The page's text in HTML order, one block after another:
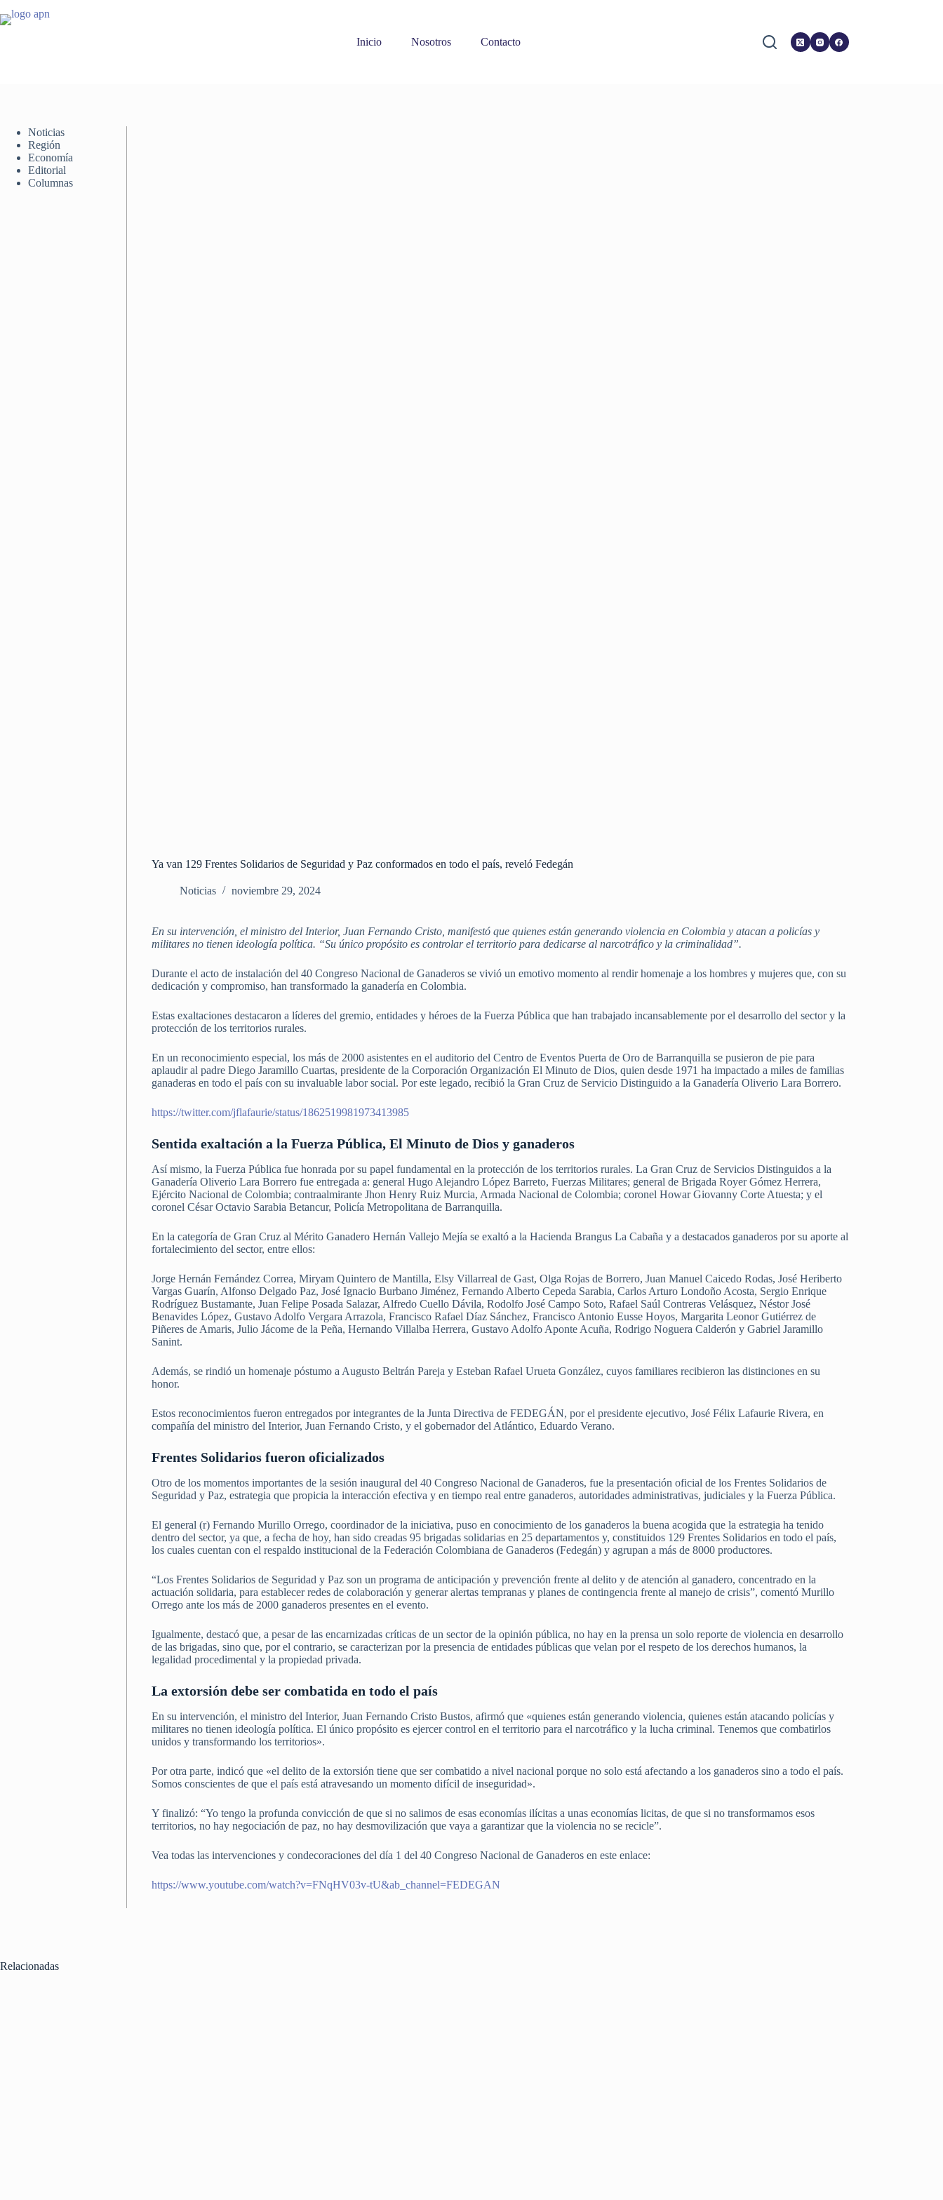
al
Inicio
Nosotros Contacto
Ya van 129 Frentes Solidarios de Seguridad y Paz conformados en todo el país, reveló Fedegán
Noticias noviembre 29, 2024
En su intervención, el ministro del Interior, Juan Fernando Cristo, manifestó que quienes están generando violencia en Colombia y atacan a policías y
militares no tienen ideología política. “Su único propósito es controlar el territorio para dedicarse al narcotráfico y la criminalidad”.
Durante el acto de instalación del 40 Congreso Nacional de Ganaderos se vivió un emotivo momento al rendir homenaje a los hombres y mujeres que, con su
dedicación y compromiso, han transformado la ganadería en Colombia.
Estas exaltaciones destacaron a líderes del gremio, entidades y héroes de la Fuerza Pública que han trabajado incansablemente por el desarrollo del sector y la
protección de los territorios rurales.
En un reconocimiento especial, los más de 2000 asistentes en el auditorio del Centro de Eventos Puerta de Oro de Barranquilla se pusieron de pie para
aplaudir al padre Diego Jaramillo Cuartas, presidente de la Corporación Organización El Minuto de Dios, quien desde 1971 ha impactado a miles de familias
ganaderas en todo el país con su invaluable labor social. Por este legado, recibió la Gran Cruz de Servicio Distinguido a la Ganadería Oliverio Lara Borrero.
https://twitter.com/jflafaurie/status/1862519981973413985
Sentida exaltación a la Fuerza Pública, El Minuto de Dios y ganaderos
Así mismo, la Fuerza Pública fue honrada por su papel fundamental en la protección de los territorios rurales. La Gran Cruz de Servicios Distinguidos a la
Ganadería Oliverio Lara Borrero fue entregada a: general Hugo Alejandro López Barreto, Fuerzas Militares; general de Brigada Royer Gómez Herrera,
Ejército Nacional de Colombia; contraalmirante Jhon Henry Ruiz Murcia, Armada Nacional de Colombia; coronel Howar Giovanny Corte Atuesta; y el
coronel César Octavio Sarabia Betancur, Policía Metropolitana de Barranquilla.
En la categoría de Gran Cruz al Mérito Ganadero Hernán Vallejo Mejía se exaltó a la Hacienda Brangus La Cabaña y a destacados ganaderos por su aporte al
fortalecimiento del sector, entre ellos:
Jorge Hernán Fernández Correa, Miryam Quintero de Mantilla, Elsy Villarreal de Gast, Olga Rojas de Borrero, Juan Manuel Caicedo Rodas, José Heriberto
Vargas Guarín, Alfonso Delgado Paz, José Ignacio Burbano Jiménez, Fernando Alberto Cepeda Sarabia, Carlos Arturo Londoño Acosta, Sergio Enrique
Rodríguez Bustamante, Juan Felipe Posada Salazar, Alfredo Cuello Dávila, Rodolfo José Campo Soto, Rafael Saúl Contreras Velásquez, Néstor José
Benavides López, Gustavo Adolfo Vergara Arrazola, Francisco Rafael Díaz Sánchez, Francisco Antonio Eusse Hoyos, Margarita Leonor Gutiérrez de
Piñeres de Amaris, Julio Jácome de la Peña, Hernando Villalba Herrera, Gustavo Adolfo Aponte Acuña, Rodrigo Noguera Calderón y Gabriel Jaramillo
Sanint.
Además, se rindió un homenaje póstumo a Augusto Beltrán Pareja y Esteban Rafael Urueta González, cuyos familiares recibieron las distinciones en su
honor.
Estos reconocimientos fueron entregados por integrantes de la Junta Directiva de FEDEGÁN, por el presidente ejecutivo, José Félix Lafaurie Rivera, en
compañía del ministro del Interior, Juan Fernando Cristo, y el gobernador del Atlántico, Eduardo Verano.
Frentes Solidarios fueron oficializados
Otro de los momentos importantes de la sesión inaugural del 40 Congreso Nacional de Ganaderos, fue la presentación oficial de los Frentes Solidarios de
Seguridad y Paz, estrategia que propicia la interacción efectiva y en tiempo real entre ganaderos, autoridades administrativas, judiciales y la Fuerza Pública.
El general (r) Fernando Murillo Orrego, coordinador de la iniciativa, puso en conocimiento de los ganaderos la buena acogida que la estrategia ha tenido
dentro del sector, ya que, a fecha de hoy, han sido creadas 95 brigadas solidarias en 25 departamentos y, constituidos 129 Frentes Solidarios en todo el país,
los cuales cuentan con el respaldo institucional de la Federación Colombiana de Ganaderos (Fedegán) y agrupan a más de 8000 productores.
“Los Frentes Solidarios de Seguridad y Paz son un programa de anticipación y prevención frente al delito y de atención al ganadero, concentrado en la
actuación solidaria, para establecer redes de colaboración y generar alertas tempranas y planes de contingencia frente al manejo de crisis”, comentó Murillo
Orrego ante los más de 2000 ganaderos presentes en el evento.
Igualmente, destacó que, a pesar de las encarnizadas críticas de un sector de la opinión pública, no hay en la prensa un solo reporte de violencia en desarrollo
de las brigadas, sino que, por el contrario, se caracterizan por la presencia de entidades públicas que velan por el respeto de los derechos humanos, la
legalidad procedimental y la propiedad privada.
La extorsión debe ser combatida en todo el país
En su intervención, el ministro del Interior, Juan Fernando Cristo Bustos, afirmó que «quienes están generando violencia, quienes están atacando policías y
militares no tienen ideología política. El único propósito es ejercer control en el territorio para el narcotráfico y la lucha criminal. Tenemos que combatirlos
unidos y transformando los territorios».
Por otra parte, indicó que «el delito de la extorsión tiene que ser combatido a nivel nacional porque no solo está afectando a los ganaderos sino a todo el país.
Somos conscientes de que el país está atravesando un momento difícil de inseguridad».
Y finalizó: “Yo tengo la profunda convicción de que si no salimos de esas economías ilícitas a unas economías licitas, de que si no transformamos esos
territorios, no hay negociación de paz, no hay desmovilización que vaya a garantizar que la violencia no se recicle”.
Vea todas las intervenciones y condecoraciones del día 1 del 40 Congreso Nacional de Ganaderos en este enlace:
https://www.youtube.com/watch?v=FNqHV03v-tU&ab_channel=FEDEGAN
Noticias
Región
Economía
Editorial
Columnas
Relacionadas